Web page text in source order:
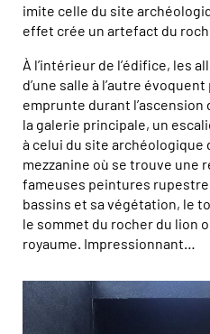
imite celle du site
effet crée un artefact du
À l’intérieur de l’édifice, les
d’une salle à l’autre
emprunte durant l’ascension
la galerie principale, un
à celui du site archéologique
mezzanine où se trouve une
fameuses peintures
bassins et sa végétation, le
le sommet du rocher du lion
royaume. Impressionnant…